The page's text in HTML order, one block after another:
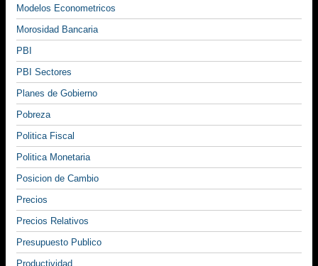
Modelos Econometricos
Morosidad Bancaria
PBI
PBI Sectores
Planes de Gobierno
Pobreza
Politica Fiscal
Politica Monetaria
Posicion de Cambio
Precios
Precios Relativos
Presupuesto Publico
Productividad